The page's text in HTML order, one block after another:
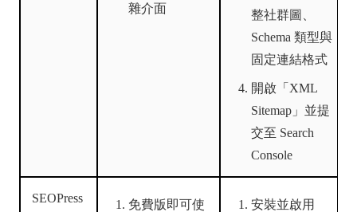
雜介面
整社群圖、
Schema 類型與
固定連結格式
開啟「XML
Sitemap」並提
交至 Search
Console
SEOPress
免費版即可使
安裝並啟用